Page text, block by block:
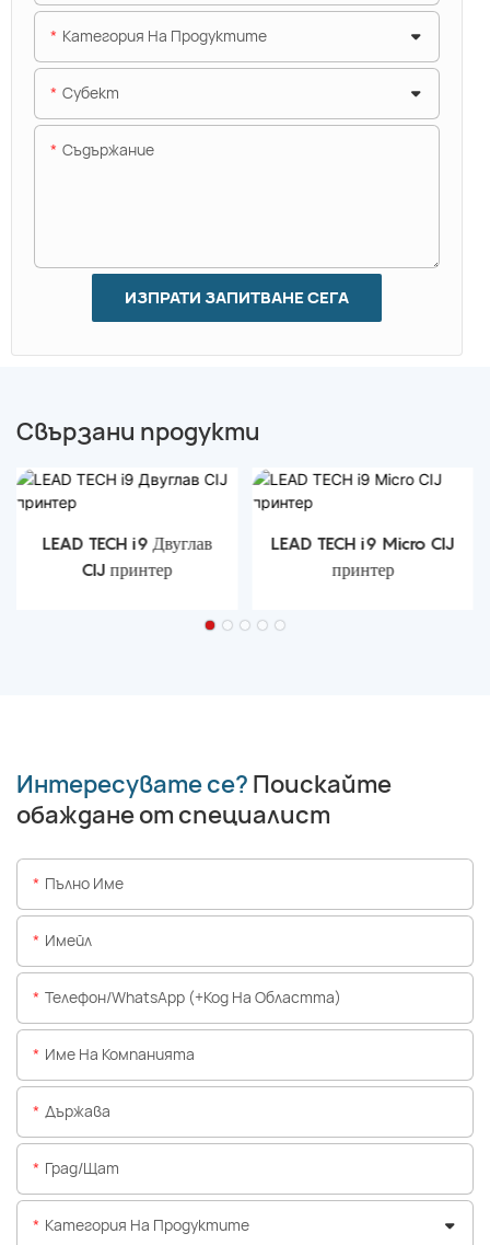
Категория На Продуктите
Субект
Съдържание
ИЗПРАТИ ЗАПИТВАНЕ СЕГА
Свързани продукти
LEAD TECH i9 Двуглав
CIJ принтер
LEAD TECH i9 Micro CIJ
принтер
Интересувате се? Поискайте
обаждане от специалист
Пълно Име
Имейл
Телефон/WhatsApp (+Код На Областта)
Име На Компанията
Държава
Град/щат
Категория На Продуктите